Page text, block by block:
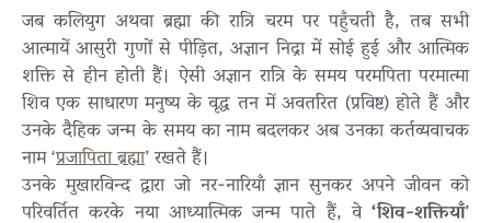
जब कलियुग अथवा ब्रह्मा की रात्रि चरम पर पहुँचती है, तब सभी
आत्मायें आसुरी गुणों से पीड़ित, अज्ञान निद्रा में सोई हुई और आत्मिक
शक्ति से हीन होती हैं। ऐसी अज्ञान रात्रि के समय परमपिता परमात्मा
शिव एक साधारण मनुष्य के वृद्ध तन में अवतरित (प्रविष्ट) होते हैं और
उनके दैहिक जन्म के समय का नाम बदलकर अब उनका कर्तव्यवाचक
नाम‘प्रजापिता ब्रह्मा’रखते हैं।
उनके मुखारविन्द द्वारा जो नर-नारियाँ ज्ञान सुनकर अपने जीवन को
परिवर्तित करके नया आध्यात्मिक जन्म पाते हैं, वे ‘शिव-शक्तियाँ’